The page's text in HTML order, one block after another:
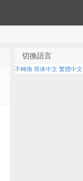
切換語言
不轉換 简体中文 繁體中文